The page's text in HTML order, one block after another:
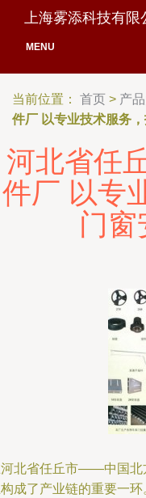
上海雾添科技有限
MENU
当前位置： 首页 > 产
件厂 以专业技术服务
河北省任
件厂 以专
门窗
北省任丘市——中国北
成了产业链的重要一